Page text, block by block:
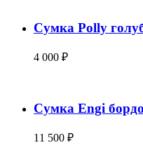
Сумка Polly
4 000 ₽
Сумка Engi
11 500 ₽